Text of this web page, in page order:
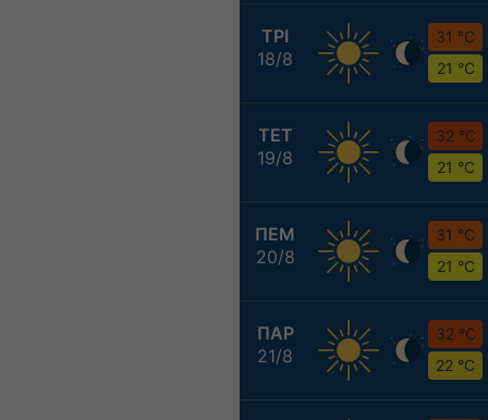
ΤΡΙ
18/8
31 °C
21 °C
ΤΕΤ
19/8
32 °C
21 °C
ΠΕΜ
20/8
31 °C
21 °C
ΠΑΡ
21/8
32 °C
22 °C